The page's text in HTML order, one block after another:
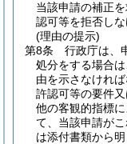
当該申請の補正
認可等を拒否しな
(理由の提示)
第8条
行政庁は、
処分をする場合
由を示さなければ
許認可等の要件
他の客観的指標
て、当該申請が
は添付書類から